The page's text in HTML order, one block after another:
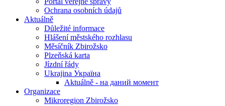
Ochrana osobních údajů
Aktuálně
Důležité informace
Hlášení městského rozhlasu
Měsíčník Zbirožsko
Plzeňská karta
Jízdní řády
Ukrajina Україна
Aktuálně - на даний момент
Organizace
Mikroregion Zbirožsko